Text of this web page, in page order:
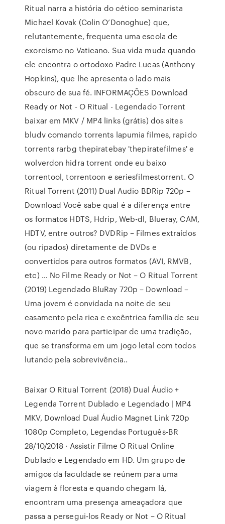
Ritual narra a história do cético seminarista
Michael Kovak (Colin O’Donoghue) que,
relutantemente, frequenta uma escola de
exorcismo no Vaticano. Sua vida muda quando
ele encontra o ortodoxo Padre Lucas (Anthony
Hopkins), que lhe apresenta o lado mais
obscuro de sua fé. INFORMAÇÕES Download
Ready or Not - O Ritual - Legendado Torrent
baixar em MKV / MP4 links (grátis) dos sites
bludv comando torrents lapumia filmes, rapido
torrents rarbg thepiratebay 'thepiratefilmes' e
wolverdon hidra torrent onde eu baixo
torrentool, torrentoon e seriesfilmestorrent. O
Ritual Torrent (2011) Dual Audio BDRip 720p –
Download Você sabe qual é a diferença entre
os formatos HDTS, Hdrip, Web-dl, Blueray, CAM,
HDTV, entre outros? DVDRip – Filmes extraídos
(ou ripados) diretamente de DVDs e
convertidos para outros formatos (AVI, RMVB,
etc) … No Filme Ready or Not – O Ritual Torrent
(2019) Legendado BluRay 720p – Download –
Uma jovem é convidada na noite de seu
casamento pela rica e excêntrica família de seu
novo marido para participar de uma tradição,
que se transforma em um jogo letal com todos
lutando pela sobrevivência..
Baixar O Ritual Torrent (2018) Dual Áudio +
Legenda Torrent Dublado e Legendado | MP4
MKV, Download Dual Áudio Magnet Link 720p
1080p Completo, Legendas Português-BR
28/10/2018 · Assistir Filme O Ritual Online
Dublado e Legendado em HD. Um grupo de
amigos da faculdade se reúnem para uma
viagem à floresta e quando chegam lá,
encontram uma presença ameaçadora que
passa a persegui-los Ready or Not – O Ritual